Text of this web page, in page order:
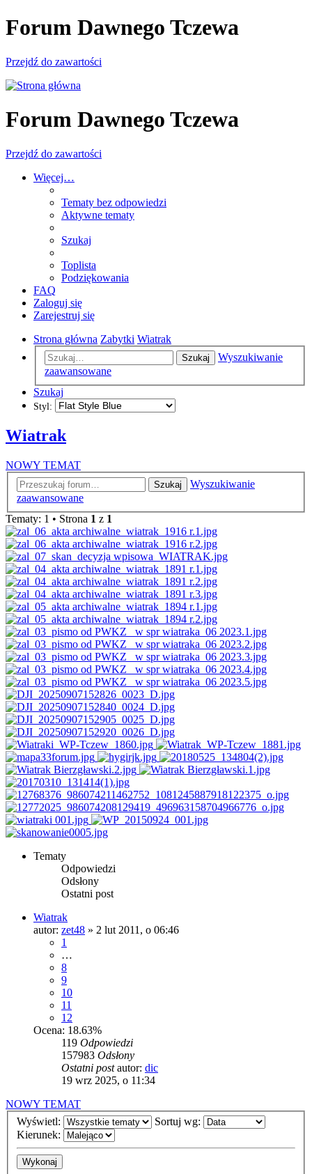
Forum Dawnego Tczewa
Przejdź do zawartości
Forum Dawnego Tczewa
Przejdź do zawartości
Więcej…
Tematy bez odpowiedzi
Aktywne tematy
Szukaj
Toplista
Podziękowania
FAQ
Zaloguj się
Zarejestruj się
Strona główna Zabytki Wiatrak
Szukaj
Wyszukiwanie
zaawansowane
Szukaj
Styl:
Wiatrak
NOWY TEMAT
Szukaj
Wyszukiwanie
zaawansowane
Tematy: 1 • Strona 1 z 1
Tematy
Odpowiedzi
Odsłony
Ostatni post
Wiatrak
autor: zet48 » 2 lut 2011, o 06:46
1
…
8
9
10
11
12
Ocena: 18.63%
119 Odpowiedzi
157983 Odsłony
Ostatni postautor: dic
19 wrz 2025, o 11:34
NOWY TEMAT
Wyświetl:
Sortuj wg:
Kierunek: